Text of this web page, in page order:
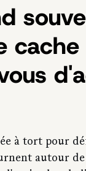
cache
à tort pour
autour